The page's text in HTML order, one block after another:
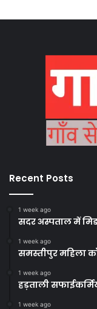
Recent Posts
1 week ago
सदर अस्पताल में
1 week ago
समस्तीपुर महिला
1 week ago
हड़ताली
1 week ago